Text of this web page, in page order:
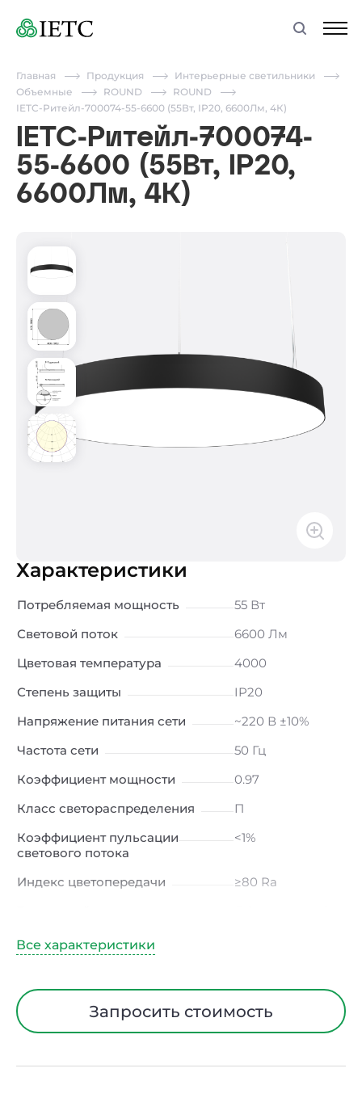
Главная Продукция
Интерьерные светильники
Объемные
ROUND
ROUND
IETC-Ритейл-700074-55-6600 (55Вт, IP20, 6600Лм, 4К)
IETC-Ритейл-700074-
55-6600 (55Вт, IP20,
6600Лм, 4К)
Характеристики
Потребляемая мощность
55 Вт
Световой поток
6600 Лм
Цветовая температура
4000
Степень защиты
IP20
Напряжение питания сети
~220 В ±10%
Частота сети
50 Гц
Коэффициент мощности
0.97
Класс светораспределения
П
Коэффициент пульсации
светового потока
<1%
Индекс цветопередачи
≥80 Ra
Угол рассеивания
Диапазон рабочих
температур
Класс защиты от
I
Запросить стоимость